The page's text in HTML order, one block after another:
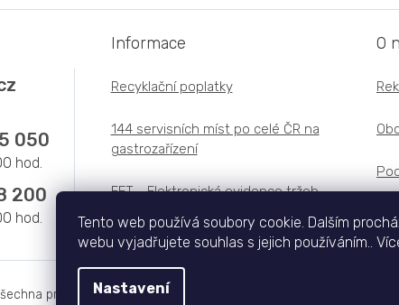
Tento web používá soubory cookie. Dalším
webu vyjadřujete souhlas s jejich používáním..
Nastavení
050
200
Informace
Recyklační poplatky
144 servisních míst po celé ČR na
gastrozařízení
EET - Elektronická evidence tržeb
O
práva vyhrazena.